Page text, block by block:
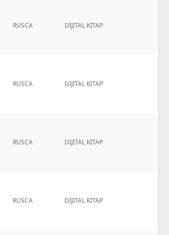
RUSCA DİJİTAL KİTAP
RUSCA DİJİTAL KİTAP
RUSCA DİJİTAL KİTAP
RUSCA DİJİTAL KİTAP